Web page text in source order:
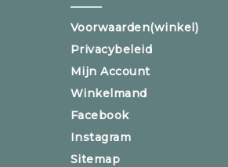
Voorwaarden(winkel)
Privacybeleid
Mijn Account
Winkelmand
Facebook
Instagram
Sitemap